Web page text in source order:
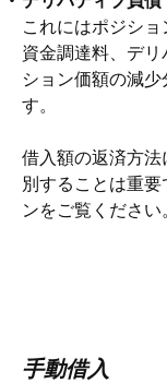
これにはポジシ
資金調達料、デ
ション価額の減
す。
借入額の返済方
別することは重要
ンをご覧ください。
手動借入